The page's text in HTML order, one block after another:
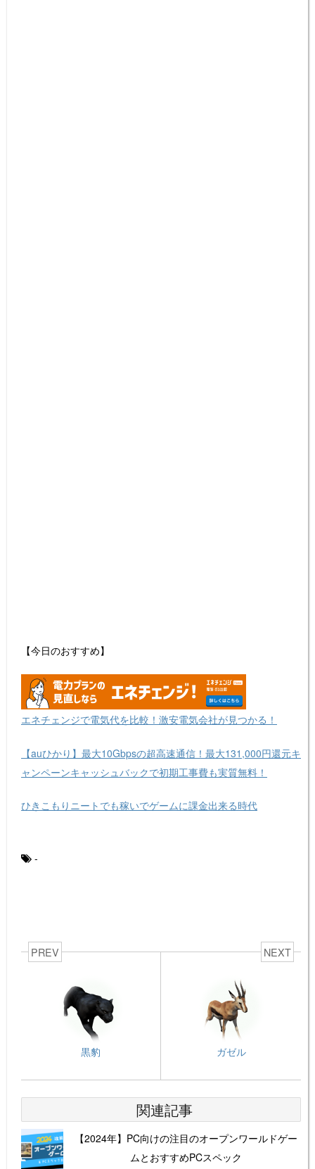
【今日のおすすめ】
エネチェンジで電気代を比較！激安電気会社が見つかる！
【auひかり】最大10Gbpsの超高速通信！最大131,000円還元キ
ャンペーンキャッシュバックで初期工事費も実質無料！
ひきこもりニートでも稼いでゲームに課金出来る時代
-
PREV
黒豹
NEXT
ガゼル
関連記事
【2024年】PC向けの注目のオープンワールドゲー
ムとおすすめPCスペック